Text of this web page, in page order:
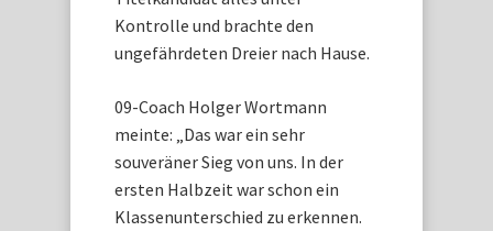
Kontrolle und brachte den
ungefährdeten Dreier nach Hause.
09-Coach Holger Wortmann
meinte: „Das war ein sehr
souveräner Sieg von uns. In der
ersten Halbzeit war schon ein
Klassenunterschied zu erkennen.